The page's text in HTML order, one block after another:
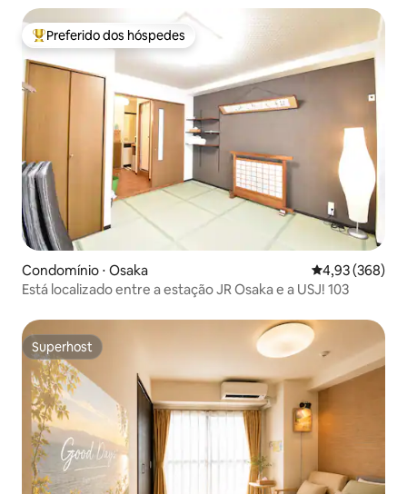
Entre os melhores preferidos dos hóspedes
Preferido dos hóspedes
Condomínio ⋅ Osaka 4,93 de uma
4,93 (368)
Está localizado entre a estação JR Osaka e a USJ! 103
Superhost
Superhost